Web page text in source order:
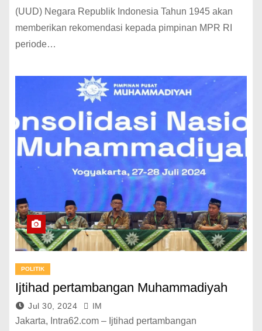
(UUD) Negara Republik Indonesia Tahun 1945 akan
memberikan rekomendasi kepada pimpinan MPR RI
periode…
POLITIK
Ijtihad pertambangan Muhammadiyah
Jul 30, 2024 IM
Jakarta, Intra62.com – Ijtihad pertambangan